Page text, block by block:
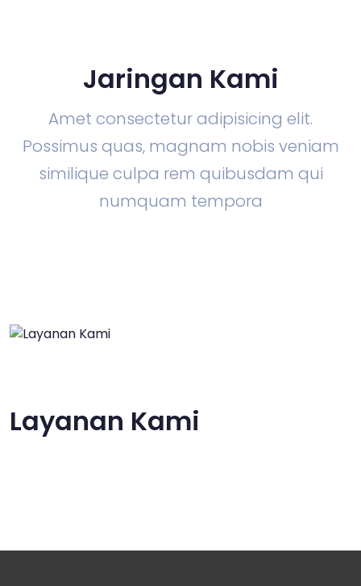
Jaringan Kami
Amet consectetur adipisicing elit.
Possimus quas, magnam nobis veniam
similique culpa rem quibusdam qui
numquam tempora
Layanan Kami